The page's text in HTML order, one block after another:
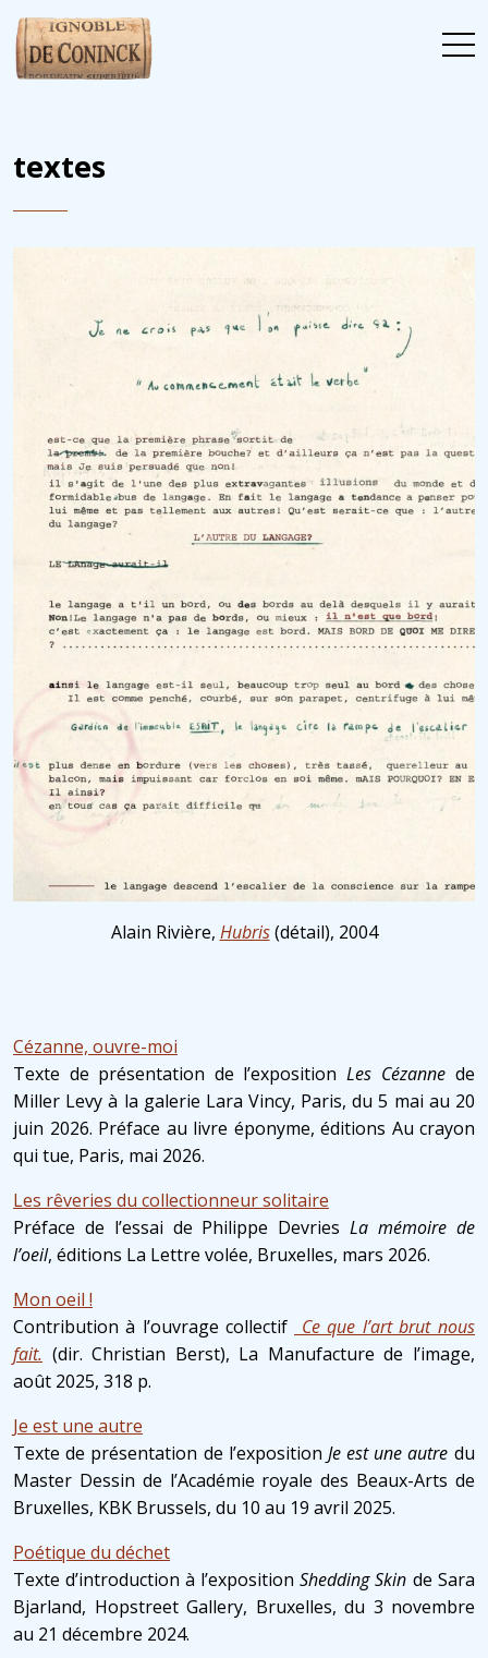
textes
Alain Rivière, Hubris(détail), 2004
Cézanne, ouvre-moi
Texte de présentation de l’exposition Les Cézanne de
Miller Levy à la galerie Lara Vincy, Paris, du 5 mai au 20
juin 2026. Préface au livre éponyme, éditions Au crayon
qui tue, Paris, mai 2026.
Les rêveries du collectionneur solitaire
Préface de l’essai de Philippe Devries La mémoire de
l’oeil, éditions La Lettre volée, Bruxelles, mars 2026.
Mon oeil !
Contribution à l’ouvrage collectif
Ce que l’art brut nous
fait. (dir. Christian Berst), La Manufacture de l’image,
août 2025, 318 p.
Je est une autre
Texte de présentation de l’exposition Je est une autre du
Master Dessin de l’Académie royale des Beaux-Arts de
Bruxelles, KBK Brussels, du 10 au 19 avril 2025.
Poétique du déchet
Texte d’introduction à l’exposition Shedding Skin de Sara
Bjarland, Hopstreet Gallery, Bruxelles, du 3 novembre
au 21 décembre 2024.